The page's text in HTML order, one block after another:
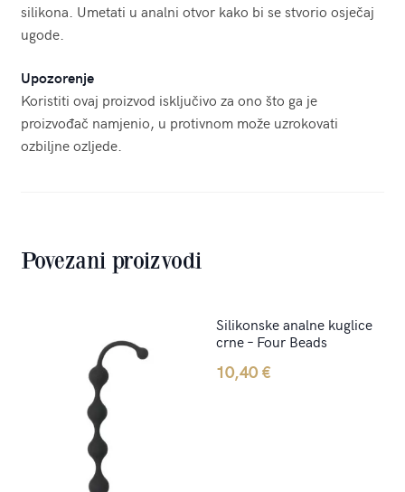
silikona. Umetati u analni otvor kako bi se stvorio osječaj
ugode.
Upozorenje
Koristiti ovaj proizvod isključivo za ono što ga je
proizvođač namjenio, u protivnom može uzrokovati
ozbiljne ozljede.
Povezani proizvodi
Silikonske analne kuglice
crne – Four Beads
10,40€